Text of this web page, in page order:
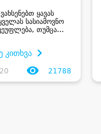
ყავას
სასიამოვნო
თუმცა
უნდა
ასეც არ არის,
კითხვა
21788